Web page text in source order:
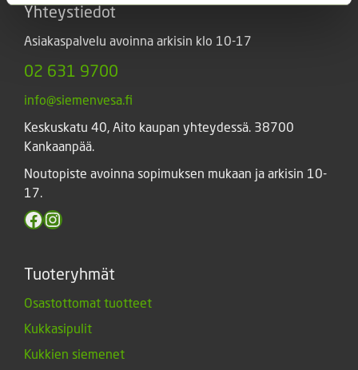
Yhteystiedot
Asiakaspalvelu avoinna arkisin klo 10-17
02 631 9700
info@siemenvesa.fi
Keskuskatu 40, Aito kaupan yhteydessä. 38700
Kankaanpää.
Noutopiste avoinna sopimuksen mukaan ja arkisin 10-
17.
Facebook
Instagram
Tuoteryhmät
Osastottomat tuotteet
Kukkasipulit
Kukkien siemenet